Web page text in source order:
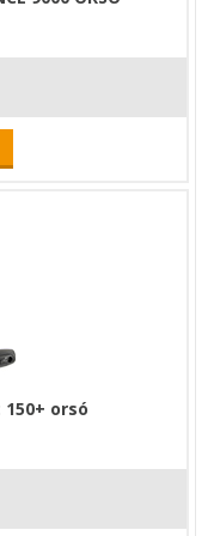
található csavarral
igények
lehet a siker
fárasztásakor.
orsó